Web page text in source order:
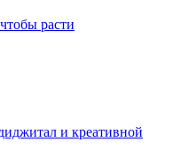
расти
и креативной